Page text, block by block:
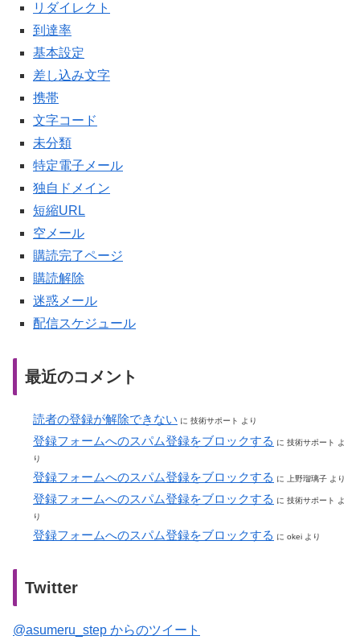
リダイレクト
到達率
基本設定
差し込み文字
携帯
文字コード
未分類
特定電子メール
独自ドメイン
短縮URL
空メール
購読完了ページ
購読解除
迷惑メール
配信スケジュール
最近のコメント
読者の登録が解除できない に 技術サポート より
登録フォームへのスパム登録をブロックする に 技術サポート
よ
り
登録フォームへのスパム登録をブロックする に 上野瑠璃子 より
登録フォームへのスパム登録をブロックする に 技術サポート
よ
り
登録フォームへのスパム登録をブロックする に okei より
Twitter
@asumeru_step からのツイート